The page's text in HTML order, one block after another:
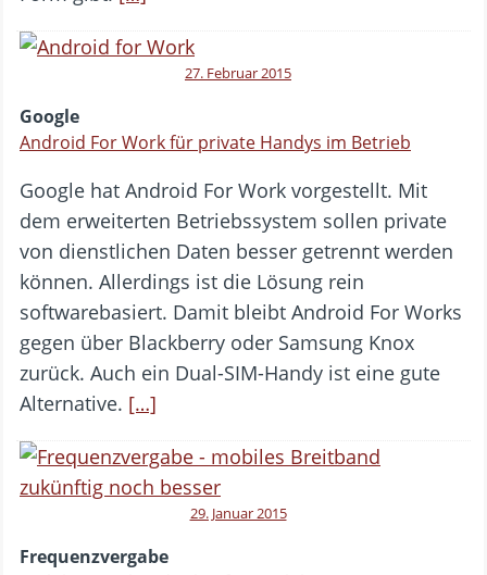
27. Februar 2015
Google
Android For Work für private Handys im Betrieb
Google hat Android For Work vorgestellt. Mit
dem erweiterten Betriebssystem sollen private
von dienstlichen Daten besser getrennt werden
können. Allerdings ist die Lösung rein
softwarebasiert. Damit bleibt Android For Works
gegen über Blackberry oder Samsung Knox
zurück. Auch ein Dual-SIM-Handy ist eine gute
Alternative. […]
29. Januar 2015
Frequenzvergabe